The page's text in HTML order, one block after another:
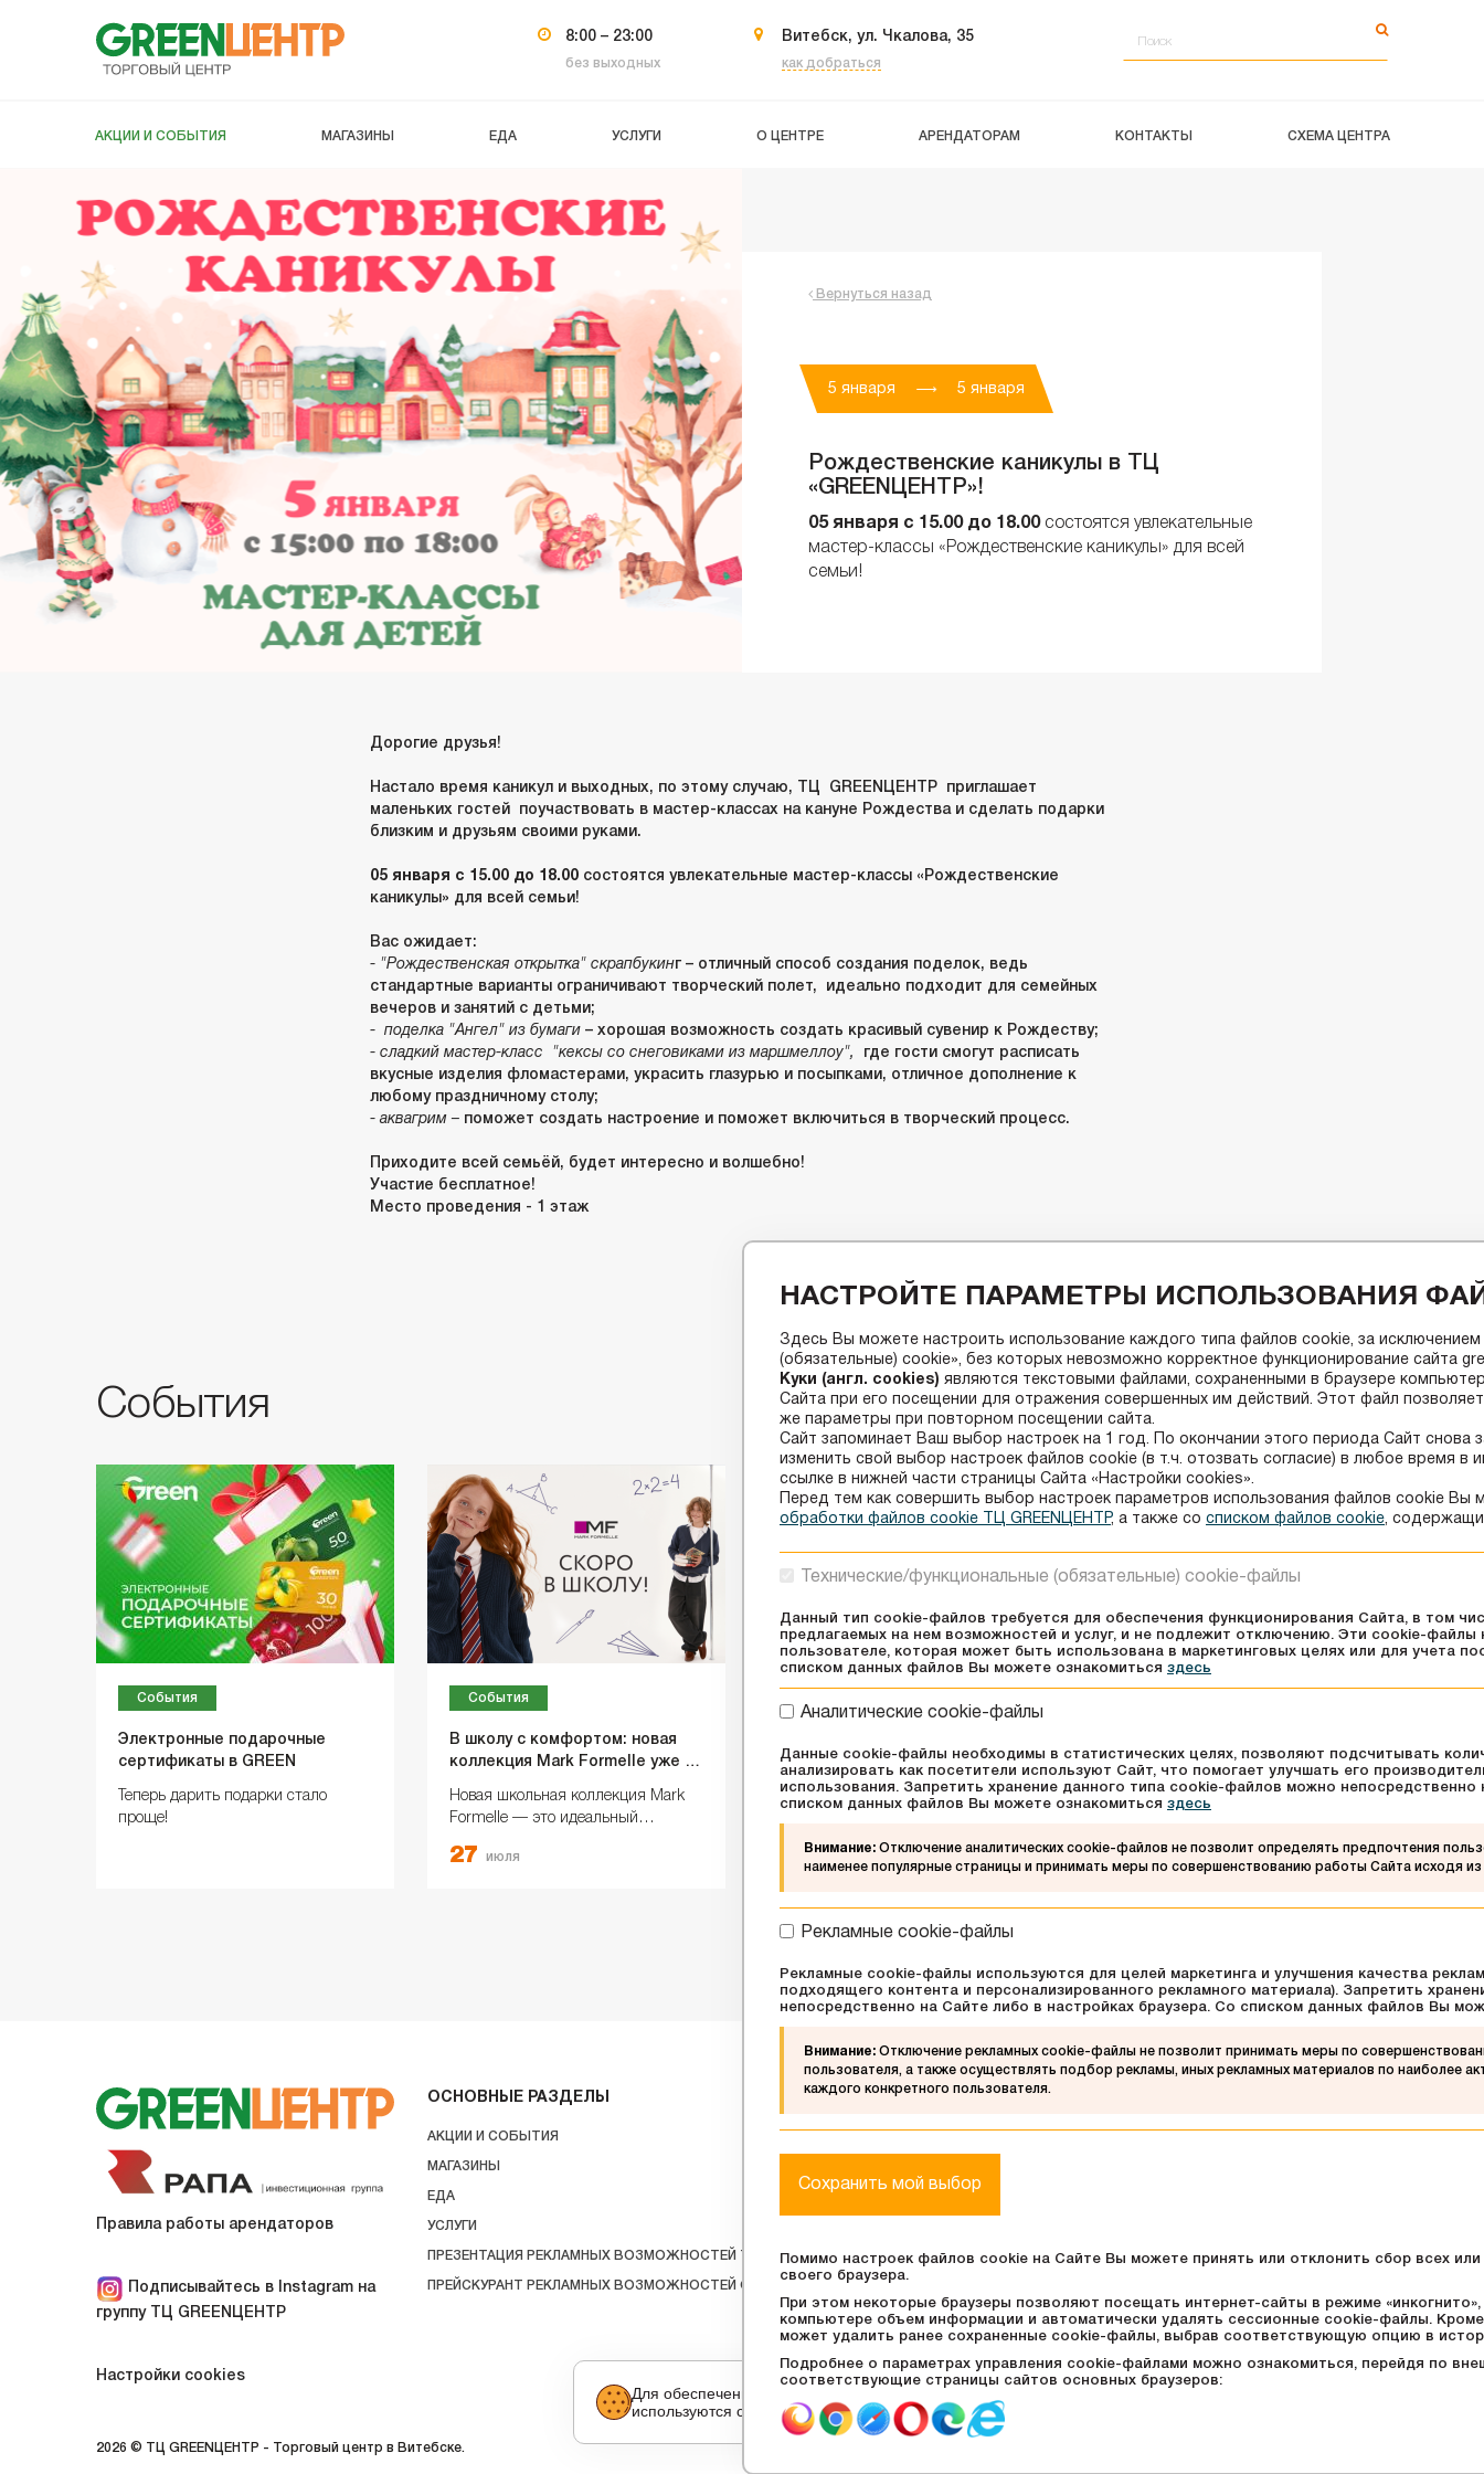
8:00 – 23:00
без выходных
Витебск, ул. Чкалова, 35
как добраться
АКЦИИ И СОБЫТИЯ МАГАЗИНЫ ЕДА УСЛУГИ О ЦЕНТРЕ АРЕНДАТОРАМ КОНТАКТЫ СХЕМА ЦЕНТРА
Вернуться назад
5 января 5 января
Рождественские каникулы в ТЦ
«GREENЦЕНТР»!
05 января с 15.00 до 18.00состоятся увлекательные
мастер-классы «Рождественские каникулы» для всей
семьи!
Дорогие друзья!
Настало время каникул и выходных, по этому случаю, ТЦ GREENЦЕНТР приглашает
маленьких гостей поучаствовать в мастер-классах на кануне Рождества и сделать подарки
близким и друзьям своими руками.
05 января с 15.00 до 18.00состоятся увлекательные мастер-классы «Рождественские
каникулы» для всей семьи!
Вас ожидает:
- "Рождественская открытка" скрапбукинг – отличный способ создания поделок, ведь
стандартные варианты ограничивают творческий полет, идеально подходит для семейных
вечеров и занятий с детьми;
- поделка "Ангел" из бумаги – хорошая возможность создать красивый сувенир к Рождеству;
- сладкий мастер-класс "кексы со снеговиками из маршмеллоу",
где гости смогут расписать
вкусные изделия фломастерами, украсить глазурью и посыпками, отличное дополнение к
любому праздничному столу;
- аквагрим – поможет создать настроение и поможет включиться в творческий процесс.
Приходите всей семьёй, будет интересно и волшебно!
Участие бесплатное!
Место проведения - 1 этаж
События
События
Электронные подарочные
сертификаты в GREEN
Теперь дарить подарки стало
проще!
События
В школу с комфортом: новая
коллекция Mark Formelle уже в
Новая школьная коллекция Mark
Formelle — это идеальный
стильно» и родительским «нужно
27 июля
парфюмерии в ТЦ
«GREENЦЕНТР»
В ТЦ «GREENЦЕНТР» открылся
— пространство, где каждый
сможет собрать свой гардероб
новый фирменный магазин А1
На первом этаже ТРЦ начал работу
«А1» — один из крупнейших
операторов мобильной связи
современные цифровые решения
оценить стабильную связь и
передовые технологии, но и
воспользоваться полным спектром
чуть
1
Правила работы арендаторов
Подписывайтесь в Instagram на
группу ТЦ GREENЦЕНТР
Настройки cookies
ОСНОВНЫЕ РАЗДЕЛЫ
АКЦИИ И СОБЫТИЯ
МАГАЗИНЫ
ЕДА
УСЛУГИ
ПРЕЗЕНТАЦИЯ РЕКЛАМНЫХ ВОЗМОЖНОСТЕЙ ТЦ
ПРЕЙСКУРАНТ РЕКЛАМНЫХ ВОЗМОЖНОСТЕЙ GREEN
О ЦЕНТРЕ
КОНТАКТЫ
2026 © ТЦ GREENЦЕНТР - Торговый центр в Витебске.
Для обеспечения удобства пользователей сайта
используются cookies.Настройка файлов cookies
НАСТРОЙТЕ ПАРАМЕТРЫ ИСПОЛЬЗОВАНИЯ
Здесь Вы можете настроить использование каждого типа файлов cookie, за исключением
(обязательные) cookie», без которых невозможно корректное функционирование сайта
Куки (англ. cookies) являются текстовыми файлами, сохраненными в браузере
Сайта при его посещении для отражения совершенных им действий. Этот файл
же параметры при повторном посещении сайта.
Сайт запоминает Ваш выбор настроек на 1 год. По окончании этого периода Сайт снова
изменить свой выбор настроек файлов сookie (в т.ч. отозвать согласие) в любое время в
ссылке в нижней части страницы Сайта «Настройки cookies».
Перед тем как совершить выбор настроек параметров использования файлов сookie Вы
обработки файлов cookie ТЦ GREENЦЕНТР, а также co списком файлов cookie ,
Технические/функциональные (обязательные) cookie-файлы
Данный тип cookie-файлов требуется для обеспечения функционирования Сайта, в том
предлагаемых на нем возможностей и услуг, и не подлежит отключению. Эти сookie-
пользователе, которая может быть использована в маркетинговых целях или для учета
списком данных файлов Вы можете ознакомиться здесь
Аналитические cookie-файлы
Данные cookie-файлы необходимы в статистических целях, позволяют подсчитывать
анализировать как посетители используют Сайт, что помогает улучшать его
использования. Запретить хранение данного типа cookie-файлов можно непосредственно
списком данных файлов Вы можете ознакомиться здесь
Внимание: Отключение аналитических cookie-файлов не позволит определять предпочтения
наименее популярные страницы и принимать меры по совершенствованию работы Сайта исходя
Рекламные cookie-файлы
Рекламные cookie-файлы используются для целей маркетинга и улучшения качества
подходящего контента и персонализированного рекламного материала). Запретить
непосредственно на Сайте либо в настройках браузера. Со списком данных файлов Вы
Внимание: Отключение рекламных cookie-файлы не позволит принимать меры по
пользователя, а также осуществлять подбор рекламы, иных рекламных материалов по наиболее
каждого конкретного пользователя.
Сохранить мой выбор
Помимо настроек файлов сookie на Сайте Вы можете принять или отклонить сбор всех
своего браузера.
При этом некоторые браузеры позволяют посещать интернет-сайты в режиме
компьютере объем информации и автоматически удалять сессионные cookie-файлы.
может удалить ранее сохраненные cookie-файлы, выбрав соответствующую опцию в
Подробнее о параметрах управления cookie-файлами можно ознакомиться, перейдя по
соответствующие страницы сайтов основных браузеров: